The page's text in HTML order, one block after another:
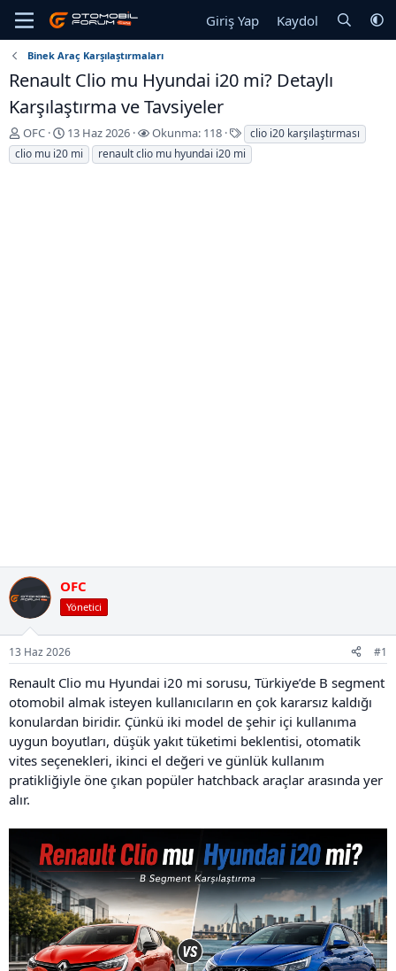
Giriş Yap Kaydol
Binek Araç Karşılaştırmaları
Renault Clio mu Hyundai i20 mi? Detaylı
Karşılaştırma ve Tavsiyeler
K
o
n
OFC
B
a
ş
13 Haz 2026 Okunma: 118
E
t
i
clio i20 karşılaştırması
clio mu i20 mi
renault clio mu hyundai i20 mi
OFC
Yönetici
13 Haz 2026 #1
Renault Clio mu Hyundai i20 mi sorusu, Türkiye’de B segment
otomobil almak isteyen kullanıcıların en çok kararsız kaldığı
konulardan biridir. Çünkü iki model de şehir içi kullanıma
uygun boyutları, düşük yakıt tüketimi beklentisi, otomatik
vites seçenekleri, ikinci el değeri ve günlük kullanım
pratikliğiyle öne çıkan popüler hatchback araçlar arasında yer
alır.